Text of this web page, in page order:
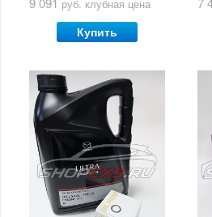
руб. клубная цена
Купить